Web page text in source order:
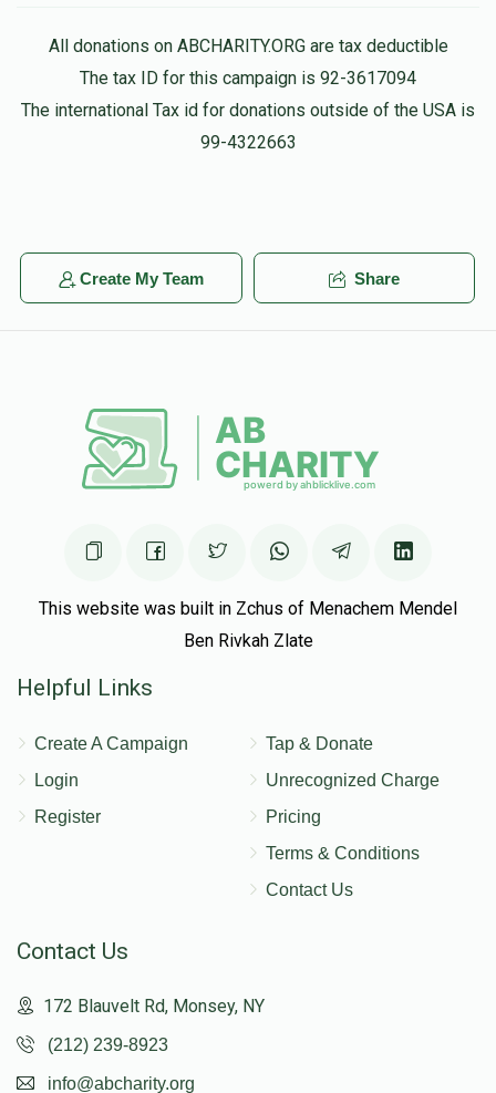
All donations on ABCHARITY.ORG are tax deductible
The tax ID for this campaign is 92-3617094
The international Tax id for donations outside of the USA is
99-4322663
Create My Team Share
This website was built in Zchus of Menachem Mendel
Ben Rivkah Zlate
Helpful Links
Create A Campaign
Login
Register
Tap & Donate
Unrecognized Charge
Pricing
Terms & Conditions
Contact Us
Contact Us
172 Blauvelt Rd, Monsey, NY
(212) 239-8923
info@abcharity.org